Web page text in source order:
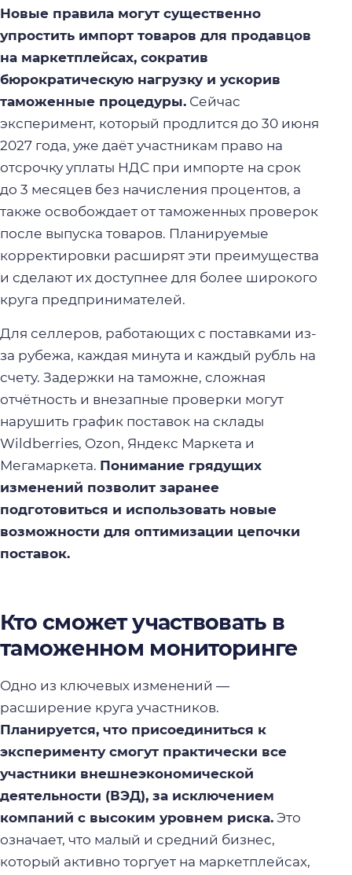
Новые правила могут существенно
упростить импорт товаров для продавцов
на маркетплейсах, сократив
бюрократическую нагрузку и ускорив
таможенные процедуры. Сейчас
эксперимент, который продлится до 30 июня
2027 года, уже даёт участникам право на
отсрочку уплаты НДС при импорте на срок
до 3 месяцев без начисления процентов, а
также освобождает от таможенных проверок
после выпуска товаров. Планируемые
корректировки расширят эти преимущества
и сделают их доступнее для более широкого
круга предпринимателей.
Для селлеров, работающих с поставками из-
за рубежа, каждая минута и каждый рубль на
счету. Задержки на таможне, сложная
отчётность и внезапные проверки могут
нарушить график поставок на склады
Wildberries, Ozon, Яндекс Маркета и
Мегамаркета. Понимание грядущих
изменений позволит заранее
подготовиться и использовать новые
возможности для оптимизации цепочки
поставок.
Кто сможет участвовать в
таможенном мониторинге
Одно из ключевых изменений —
расширение круга участников.
Планируется, что присоединиться к
эксперименту смогут практически все
участники внешнеэкономической
деятельности (ВЭД), за исключением
компаний с высоким уровнем риска. Это
означает, что малый и средний бизнес,
который активно торгует на маркетплейсах,